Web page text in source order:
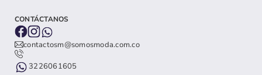
CONTÁCTANOS
contactosm@somosmoda.com.co
3226061605